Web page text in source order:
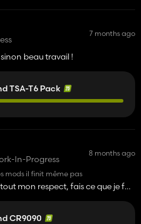
7 months ago
beau travail !
TSA-T6 Pack
In-Progress
8 months ago
mods il finit même pas
mon respect, fais ce que je fais
CR9090